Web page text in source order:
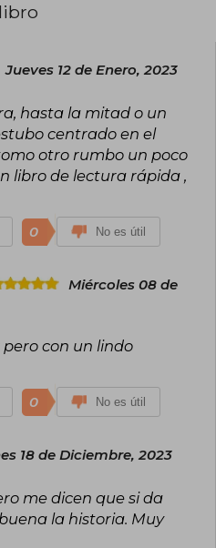
Jueves 12 de Enero, 2023
hasta la mitad o un
centrado en el
otro rumbo un poco
libro de lectura rápida ,
0 No es útil
Miércoles 08 de
con un lindo
0 No es útil
18 de Diciembre, 2023
me dicen que si da
la historia. Muy